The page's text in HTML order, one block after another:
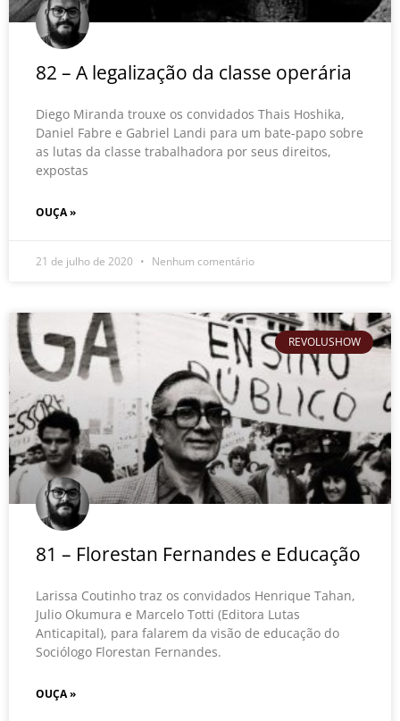
82 – A legalização da classe operária
Diego Miranda trouxe os convidados Thais Hoshika,
Daniel Fabre e Gabriel Landi para um bate-papo sobre
as lutas da classe trabalhadora por seus direitos,
expostas
OUÇA »
21 de julho de 2020 Nenhum comentário
REVOLUSHOW
81 – Florestan Fernandes e Educação
Larissa Coutinho traz os convidados Henrique Tahan,
Julio Okumura e Marcelo Totti (Editora Lutas
Anticapital), para falarem da visão de educação do
Sociólogo Florestan Fernandes.
OUÇA »